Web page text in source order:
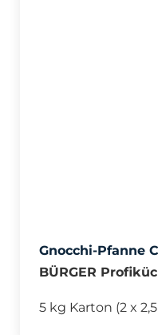
Gnocchi-Pfanne
BÜRGER
5 kg Karton (2 x